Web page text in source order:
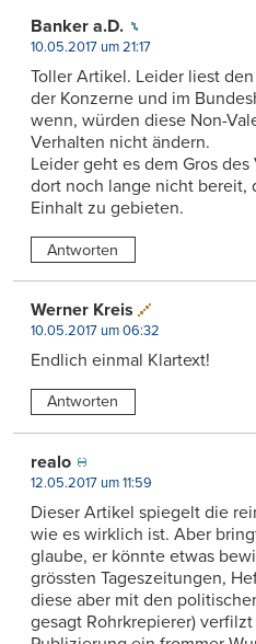
Banker a.D.
10.05.2017 um 21:17
Toller Artikel. Leider liest
der Konzerne und im
wenn, würden diese Non-
Verhalten nicht ändern.
Leider geht es dem Gros
dort noch lange nicht bereit,
Einhalt zu gebieten.
Antworten
Werner Kreis
10.05.2017 um 06:32
Endlich einmal Klartext!
Antworten
realo
12.05.2017 um 11:59
Dieser Artikel spiegelt die
wie es wirklich ist. Aber
glaube, er könnte etwas
grössten Tageszeitungen,
diese aber mit den
gesagt Rohrkrepierer)